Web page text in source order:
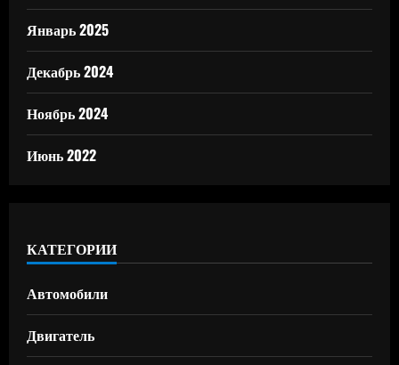
Январь 2025
Декабрь 2024
Ноябрь 2024
Июнь 2022
КАТЕГОРИИ
Автомобили
Двигатель